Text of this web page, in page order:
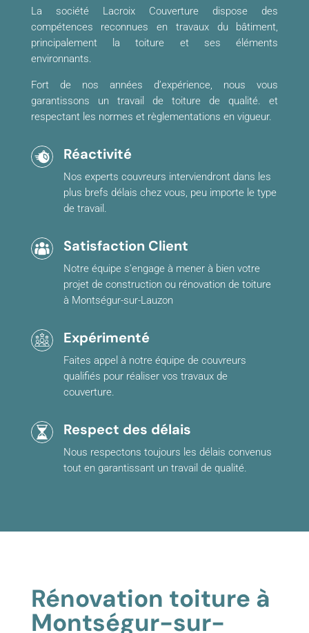
La société Lacroix Couverture dispose des
compétences reconnues en travaux du bâtiment,
principalement la toiture et ses éléments
environnants.
Fort de nos années d’expérience, nous vous
garantissons un travail de toiture de qualité. et
respectant les normes et règlementations en vigueur.
Réactivité
Nos experts couvreurs interviendront dans les
plus brefs délais chez vous, peu importe le type
de travail.
Satisfaction Client
Notre équipe s’engage à mener à bien votre
projet de construction ou rénovation de toiture
à Montségur-sur-Lauzon
Expérimenté
Faites appel à notre équipe de couvreurs
qualifiés pour réaliser vos travaux de
couverture.
Respect des délais
Nous respectons toujours les délais convenus
tout en garantissant un travail de qualité.
Rénovation toiture à
Montségur-sur-